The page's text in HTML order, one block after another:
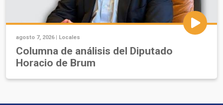
agosto 7, 2026 | Locales
Columna de análisis del Diputado
Horacio de Brum